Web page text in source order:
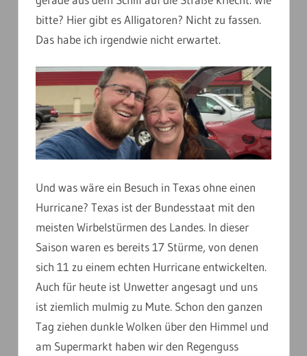
bitte? Hier gibt es Alligatoren? Nicht zu fassen.
Das habe ich irgendwie nicht erwartet.
Und was wäre ein Besuch in Texas ohne einen
Hurricane? Texas ist der Bundesstaat mit den
meisten Wirbelstürmen des Landes. In dieser
Saison waren es bereits 17 Stürme, von denen
sich 11 zu einem echten Hurricane entwickelten.
Auch für heute ist Unwetter angesagt und uns
ist ziemlich mulmig zu Mute. Schon den ganzen
Tag ziehen dunkle Wolken über den Himmel und
am Supermarkt haben wir den Regenguss